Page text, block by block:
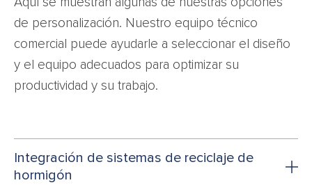
de personalización. Nuestro equipo técnico
comercial puede ayudarle a seleccionar el diseño
y el equipo adecuados para optimizar su
productividad y su trabajo.
Integración de sistemas de reciclaje de
hormigón